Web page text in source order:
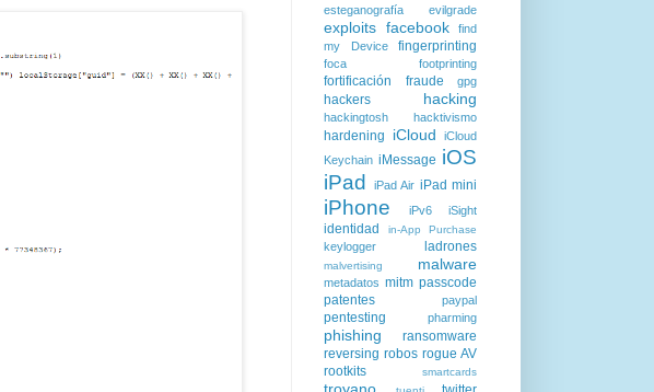
esteganografía
evilgrade
exploits facebook
find
my Device
fingerprinting
foca footprinting
fortificación fraude gpg
hackers hacking
hackingtosh hacktivismo
hardening iCloud
iCloud
Keychain iMessage iOS
iPad
iPad Air iPad mini
iPhone iPv6 iSight
identidad in-App Purchase
keylogger ladrones
malvertising malware
metadatos mitm passcode
patentes
paypal
pentesting pharming
phishing
ransomware
reversing robos rogue AV
rootkits
smartcards